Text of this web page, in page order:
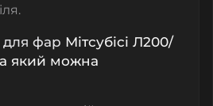
для фар Мітсубісі Л200/
який можна